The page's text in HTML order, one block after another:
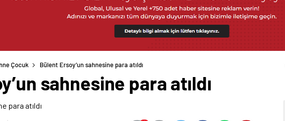
Çocuk Bülent Ersoy’un sahnesine para atıldı
sahnesine para atıldı